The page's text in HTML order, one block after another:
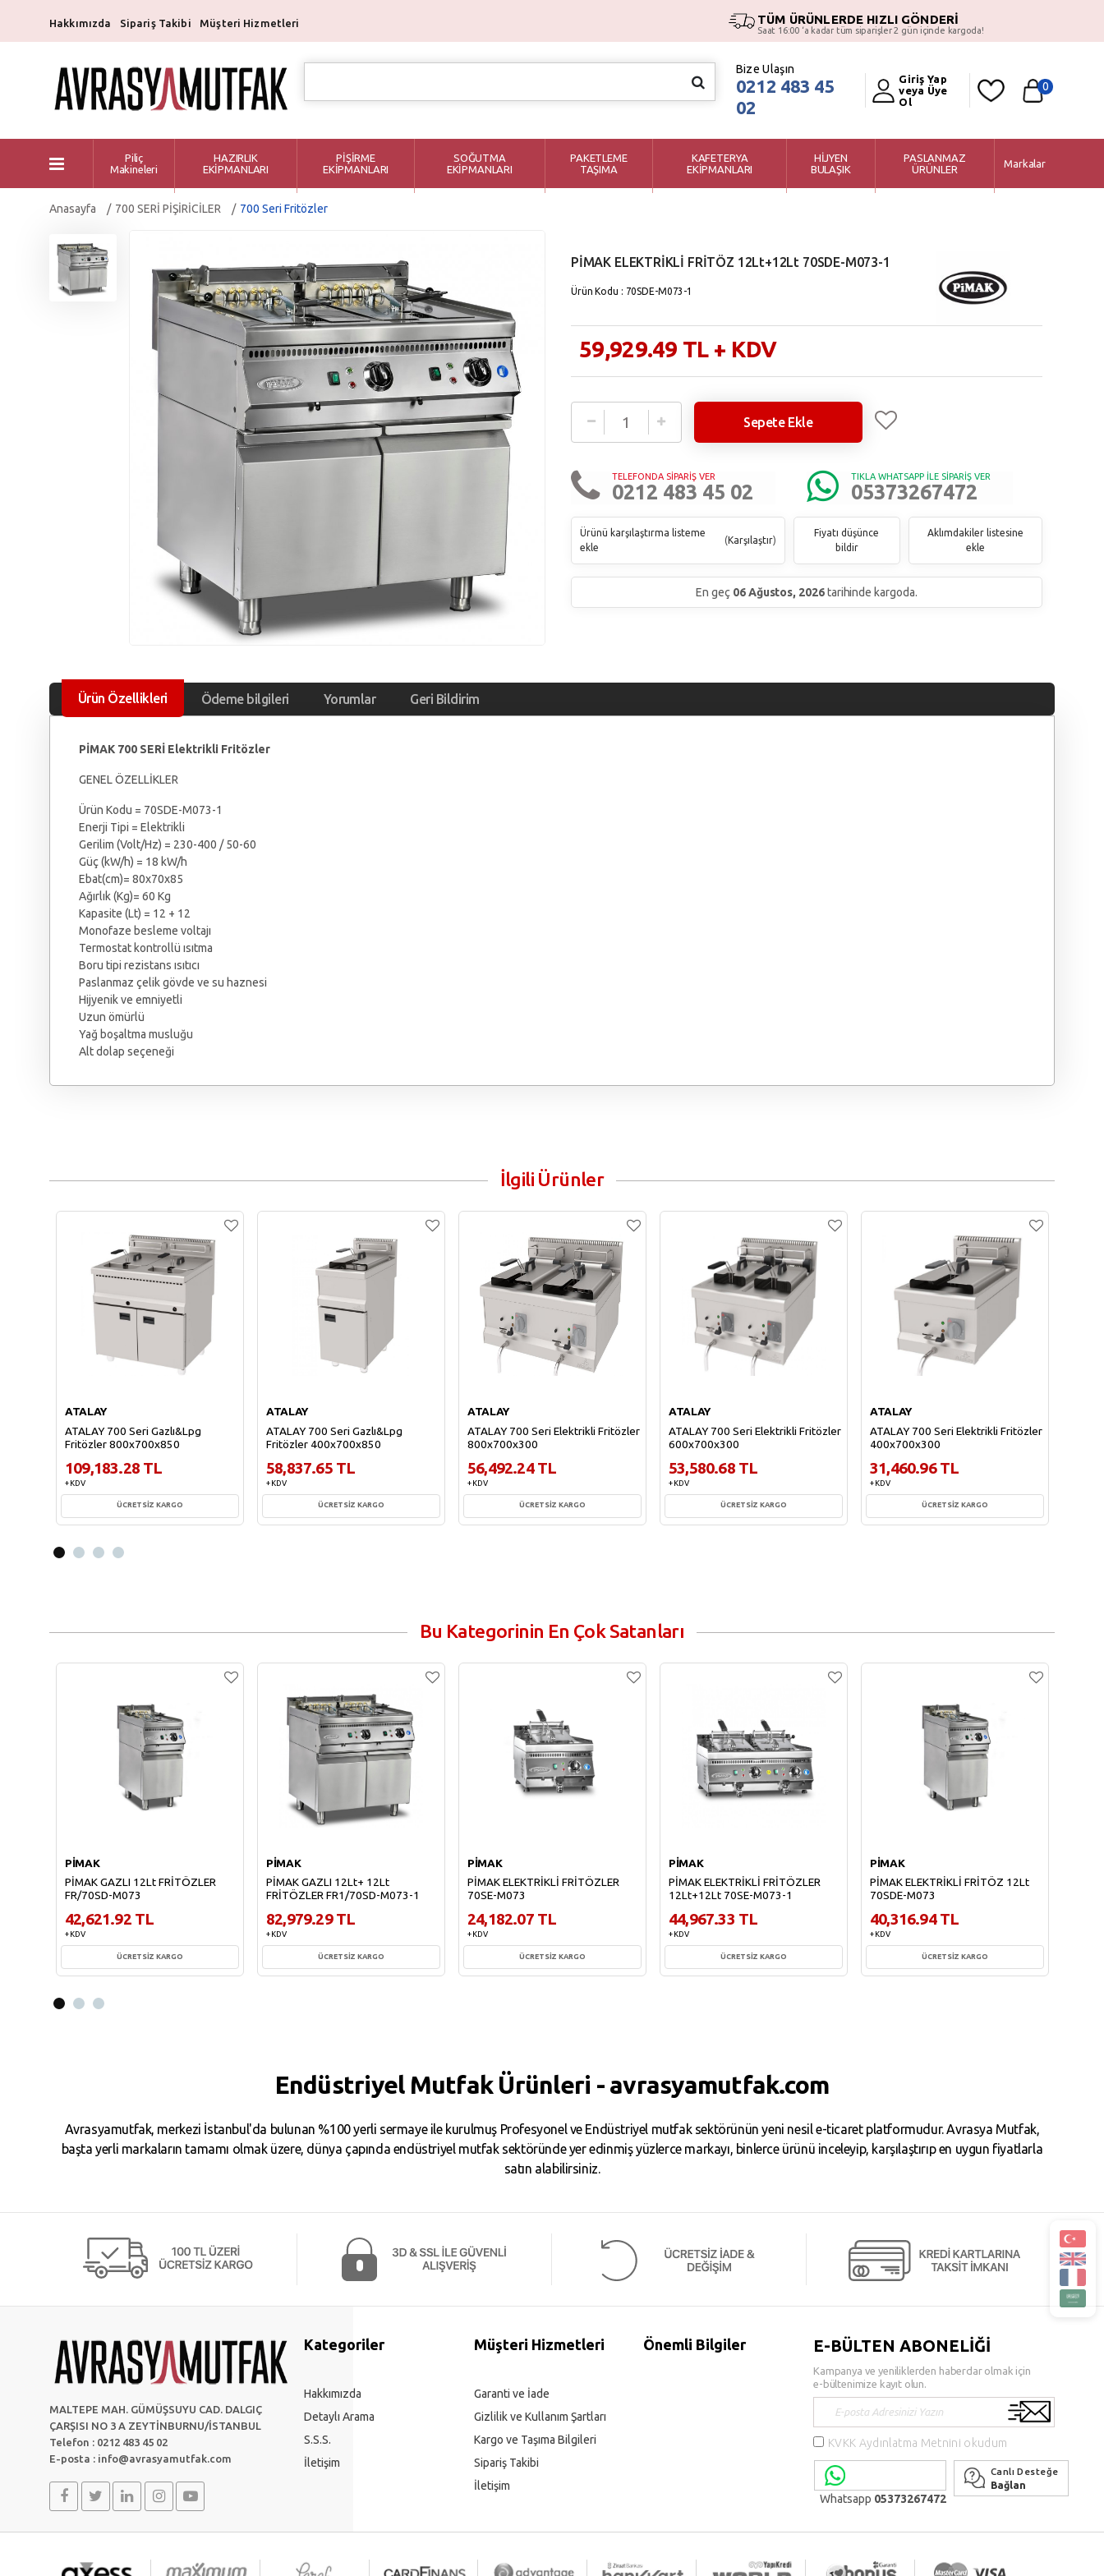
Hakkımızda Sipariş Takibi Müşteri Hizmetleri TÜM ÜRÜNLERDE HIZLI GÖNDERİ
Saat 16:00 ‘a kadar tüm siparişler 2 gün içinde kargoda!
Bize Ulaşın
0212 483 45
02
Giriş Yap
veya Üye
Ol
0
Piliç
Makineleri
HAZIRLIK
EKİPMANLARI
PİŞİRME
EKİPMANLARI
SOĞUTMA
EKİPMANLARI
PAKETLEME
TAŞIMA
KAFETERYA
EKİPMANLARI
HİJYEN
BULAŞIK
PASLANMAZ
ÜRÜNLER
Markalar
Anasayfa 700 SERİ PİŞİRİCİLER 700 Seri Fritözler
PİMAK ELEKTRİKLİ FRİTÖZ 12Lt+12Lt 70SDE-M073-1
Ürün Kodu : 70SDE-M073-1
59,929.49 TL + KDV
TELEFONDA SİPARİŞ VER
0212 483 45 02
TIKLA WHATSAPP İLE SİPARİŞ VER
05373267472
Sepete Ekle
Ürünü karşılaştırma listeme
ekle
(Karşılaştır)
Fiyatı düşünce
bildir
Aklımdakiler listesine
ekle
En geç 06 Ağustos, 2026tarihinde kargoda.
Ürün Özellikleri Ödeme bilgileri Yorumlar Geri Bildirim
PİMAK 700 SERİ Elektrikli Fritözler
GENEL ÖZELLİKLER
Ürün Kodu = 70SDE-M073-1
Enerji Tipi = Elektrikli
Gerilim (Volt/Hz) = 230-400 / 50-60
Güç (kW/h) = 18 kW/h
Ebat(cm)= 80x70x85
Ağırlık (Kg)= 60 Kg
Kapasite (Lt) = 12 + 12
Monofaze besleme voltajı
Termostat kontrollü ısıtma
Boru tipi rezistans ısıtıcı
Paslanmaz çelik gövde ve su haznesi
Hijyenik ve emniyetli
Uzun ömürlü
Yağ boşaltma musluğu
Alt dolap seçeneği
İlgili Ürünler
ATALAY
ATALAY 700 Seri Gazlı&Lpg
Fritözler 800x700x850
109,183.28 TL
+ KDV
ÜCRETSİZ KARGO
ATALAY
ATALAY 700 Seri Gazlı&Lpg
Fritözler 400x700x850
58,837.65 TL
+ KDV
ÜCRETSİZ KARGO
ATALAY
ATALAY 700 Seri Elektrikli Fritözler
800x700x300
56,492.24 TL
+ KDV
ÜCRETSİZ KARGO
ATALAY
ATALAY 700 Seri Elektrikli Fritözler
600x700x300
53,580.68 TL
+ KDV
ÜCRETSİZ KARGO
ATALAY
ATALAY 700 Seri Elektrikli Fritözler
400x700x300
31,460.96 TL
+ KDV
ÜCRETSİZ KARGO
Bu Kategorinin En Çok Satanları
PİMAK
PİMAK GAZLI 12Lt FRİTÖZLER
FR/70SD-M073
42,621.92 TL
+ KDV
ÜCRETSİZ KARGO
PİMAK
PİMAK GAZLI 12Lt+ 12Lt
FRİTÖZLER FR1/70SD-M073-1
82,979.29 TL
+ KDV
ÜCRETSİZ KARGO
PİMAK
PİMAK ELEKTRİKLİ FRİTÖZLER
70SE-M073
24,182.07 TL
+ KDV
ÜCRETSİZ KARGO
PİMAK
PİMAK ELEKTRİKLİ FRİTÖZLER
12Lt+12Lt 70SE-M073-1
44,967.33 TL
+ KDV
ÜCRETSİZ KARGO
PİMAK
PİMAK ELEKTRİKLİ FRİTÖZ 12Lt
70SDE-M073
40,316.94 TL
+ KDV
ÜCRETSİZ KARGO
Endüstriyel Mutfak Ürünleri - avrasyamutfak.com
Avrasyamutfak, merkezi İstanbul'da bulunan %100 yerli sermaye ile kurulmuş Profesyonel ve Endüstriyel mutfak sektörünün yeni nesil e-ticaret platformudur. Avrasya Mutfak,
başta yerli markaların tamamı olmak üzere, dünya çapında endüstriyel mutfak sektöründe yer edinmiş yüzlerce markayı, binlerce ürünü inceleyip, karşılaştırıp en uygun fiyatlarla
satın alabilirsiniz.
MALTEPE MAH. GÜMÜŞSUYU CAD. DALGIÇ
ÇARŞISI NO 3 A ZEYTİNBURNU/İSTANBUL
Telefon : 0212 483 45 02
E-posta : info@avrasyamutfak.com
Kategoriler
Hakkımızda
Detaylı Arama
S.S.S.
İletişim
Müşteri Hizmetleri
Garanti ve İade
Gizlilik ve Kullanım Şartları
Kargo ve Taşıma Bilgileri
Sipariş Takibi
İletişim
Önemli Bilgiler E-BÜLTEN ABONELİĞİ
Kampanya ve yeniliklerden haberdar olmak için
e-bültenimize kayıt olun.
KVKK Aydınlatma Metnini okudum
Whatsapp 05373267472
Canlı Desteğe
Bağlan